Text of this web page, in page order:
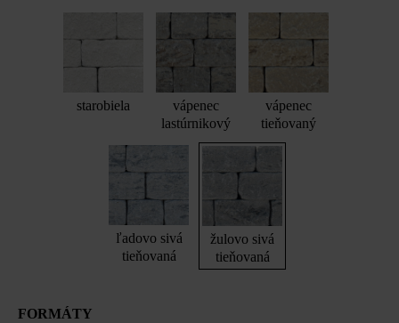
starobiela
vápenec
lastúrnikový
vápenec
tieňovaný
ľadovo sivá
tieňovaná
žulovo sivá
tieňovaná
FORMÁTY